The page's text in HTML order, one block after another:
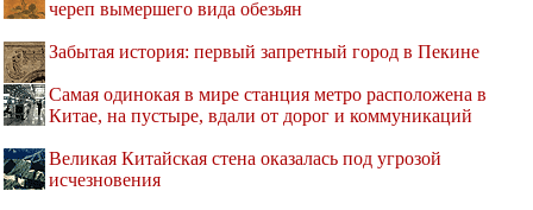
череп вымершего вида обезьян
Забытая история: первый запретный город в Пекине
Самая одинокая в мире станция метро расположена в
Китае, на пустыре, вдали от дорог и коммуникаций
Великая Китайская стена оказалась под угрозой
исчезновения